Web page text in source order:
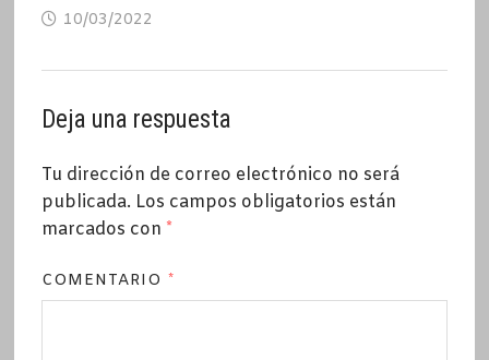
10/03/2022
Deja una respuesta
Tu dirección de correo electrónico no será
publicada. Los campos obligatorios están
marcados con *
COMENTARIO *